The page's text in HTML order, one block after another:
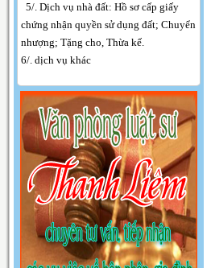
5/. Dịch vụ nhà đất: Hồ sơ cấp giấy
chứng nhận quyền sử dụng đất; Chuyển
nhượng; Tặng cho, Thừa kế.
6/. dịch vụ khác